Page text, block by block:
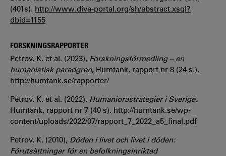
(401s). http://www.diva-portal.org/sh/abstract.xsql?
dbid=1155
FORSKNINGSRAPPORTER
Petrov, K. et al. (2023), Forskningsförmedling – en
humanistisk paradgren, Humtank, rapport nr 8 (24 s.).
http://humtank.se/rapporter/
Petrov, K. et al. (2022), Humaniorastrategier i Sverige,
Humtank, rapport nr 7 (40 s). http://humtank.se/wp-
content/uploads/2022/07/rapport_7_2022_a5_final.pdf
Petrov, K. (2010), Döden i livet och livet i döden:
Förutsättningar för en befolkningsinriktad